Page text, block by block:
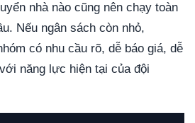
nhà nào cũng nên chạy toàn
Nếu ngân sách còn nhỏ,
có nhu cầu rõ, dễ báo giá, dễ
năng lực hiện tại của đội